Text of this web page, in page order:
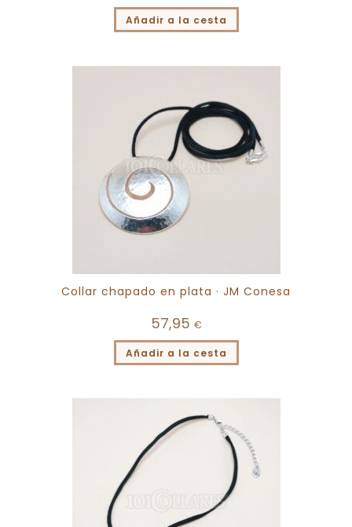
Añadir a la cesta
Collar chapado en plata · JM Conesa
57,95 €
Añadir a la cesta